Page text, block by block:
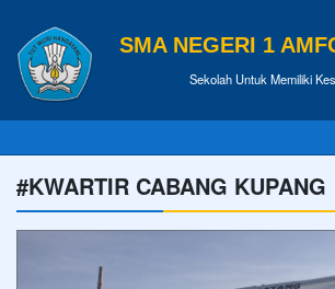
SMA NEGERI 1
Sekolah Untuk Memiliki
#KWARTIR CABANG KUPANG